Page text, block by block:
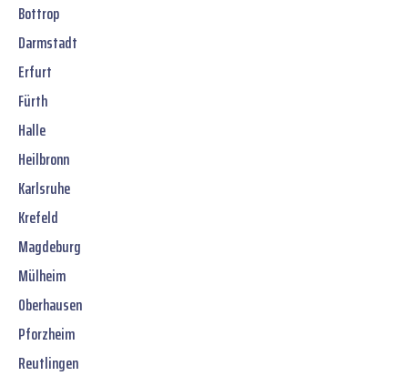
Bottrop
Darmstadt
Erfurt
Fürth
Halle
Heilbronn
Karlsruhe
Krefeld
Magdeburg
Mülheim
Oberhausen
Pforzheim
Reutlingen